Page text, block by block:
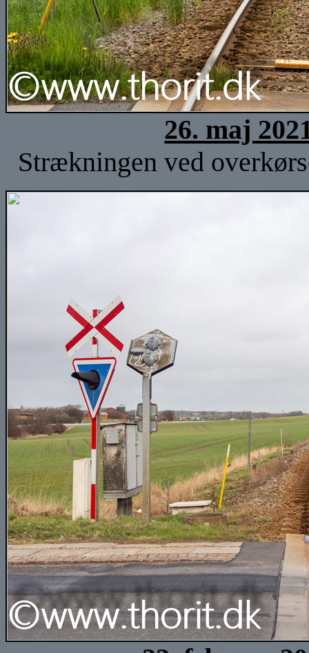
26. maj
Strækningen ved